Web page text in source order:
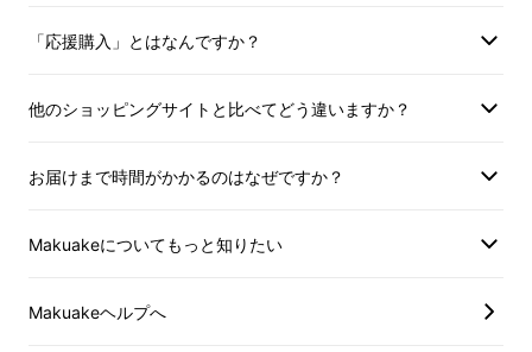
ではの高揚感を。
・お酒に強くない人にも、自分らしいお酒の楽
とときを。
目を閉じれば香る四季の恵み。時を忘れてゆっ
「応援購入」とはなんですか？
他のショッピングサイトと比べてどう違いますか？
お届けまで時間がかかるのはなぜですか？
Makuakeについてもっと知りたい
Makuakeヘルプへ